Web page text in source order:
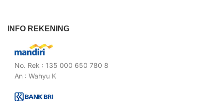
INFO REKENING
No. Rek : 135 000 650 780 8
An : Wahyu K